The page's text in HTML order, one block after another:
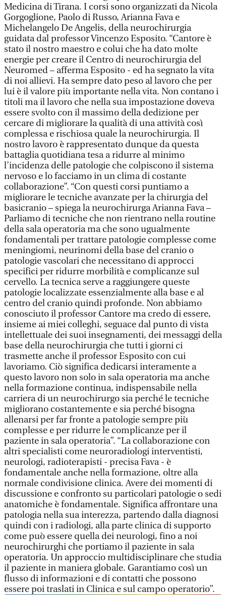
Medicina di Tirana. I corsi sono organizzati da Nicola
Gorgoglione, Paolo di Russo, Arianna Fava e
Michelangelo De Angelis, della neurochirurgia
guidata dal professor Vincenzo Esposito. “Cantore è
stato il nostro maestro e colui che ha dato molte
energie per creare il Centro di neurochirurgia del
Neuromed – afferma Esposito - ed ha segnato la vita
di noi allievi. Ha sempre dato peso al lavoro che per
lui è il valore più importante nella vita. Non contano i
titoli ma il lavoro che nella sua impostazione doveva
essere svolto con il massimo della dedizione per
cercare di migliorare la qualità di una attività così
complessa e rischiosa quale la neurochirurgia. Il
nostro lavoro è rappresentato dunque da questa
battaglia quotidiana tesa a ridurre al minimo
l’incidenza delle patologie che colpiscono il sistema
nervoso e lo facciamo in un clima di costante
collaborazione”. “Con questi corsi puntiamo a
migliorare le tecniche avanzate per la chirurgia del
basicranio – spiega la neurochirurga Arianna Fava –
Parliamo di tecniche che non rientrano nella routine
della sala operatoria ma che sono ugualmente
fondamentali per trattare patologie complesse come
meningiomi, neurinomi della base del cranio o
patologie vascolari che necessitano di approcci
specifici per ridurre morbilità e complicanze sul
cervello. La tecnica serve a raggiungere queste
patologie localizzate essenzialmente alla base e al
centro del cranio quindi profonde. Non abbiamo
conosciuto il professor Cantore ma credo di essere,
insieme ai miei colleghi, seguace dal punto di vista
intellettuale dei suoi insegnamenti, dei messaggi della
base della neurochirurgia che tutti i giorni ci
trasmette anche il professor Esposito con cui
lavoriamo. Ciò significa dedicarsi interamente a
questo lavoro non solo in sala operatoria ma anche
nella formazione continua, indispensabile nella
carriera di un neurochirurgo sia perché le tecniche
migliorano costantemente e sia perché bisogna
allenarsi per far fronte a patologie sempre più
complesse e per ridurre le complicanze per il
paziente in sala operatoria”. “La collaborazione con
altri specialisti come neuroradiologi interventisti,
neurologi, radioterapisti - precisa Fava - è
fondamentale anche nella formazione, oltre alla
normale condivisione clinica. Avere dei momenti di
discussione e confronto su particolari patologie o sedi
anatomiche è fondamentale. Significa affrontare una
patologia nella sua interezza, partendo dalla diagnosi
quindi con i radiologi, alla parte clinica di supporto
come può essere quella dei neurologi, fino a noi
neurochirurghi che portiamo il paziente in sala
operatoria. Un approccio multidisciplinare che studia
il paziente in maniera globale. Garantiamo così un
flusso di informazioni e di contatti che possono
essere poi traslati in Clinica e sul campo operatorio”.